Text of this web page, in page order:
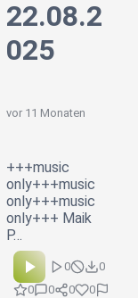
22.08.2
025
vor 11 Monaten
+++music
only+++music
only+++music
only+++ Maik
P…
0
0
0
0 0 0